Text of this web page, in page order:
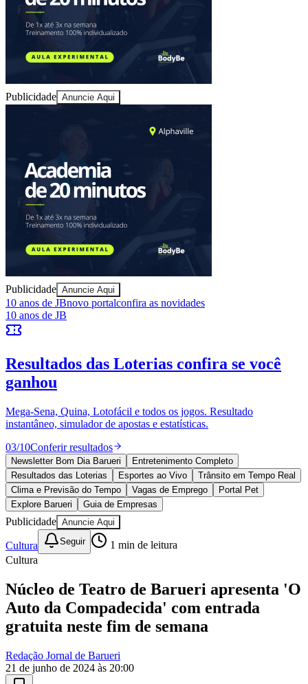
Fortaleza
Publicidade Anuncie Aqui
Publicidade Anuncie Aqui
10 anos de JBnovo portal
confira as novidades
10 anos de JB
Esportes ao Vivo placares e tabelas